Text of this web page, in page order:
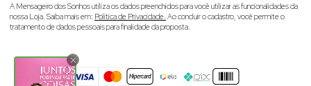
A Mensageiro dos Sonhos utiliza os dados preenchidos para você utilizar as funcionalidades da
nossa Loja. Saiba mais em: Política de Privacidade. Ao concluir o cadastro, você permite o
tratamento de dados pessoais para finalidade da proposta.